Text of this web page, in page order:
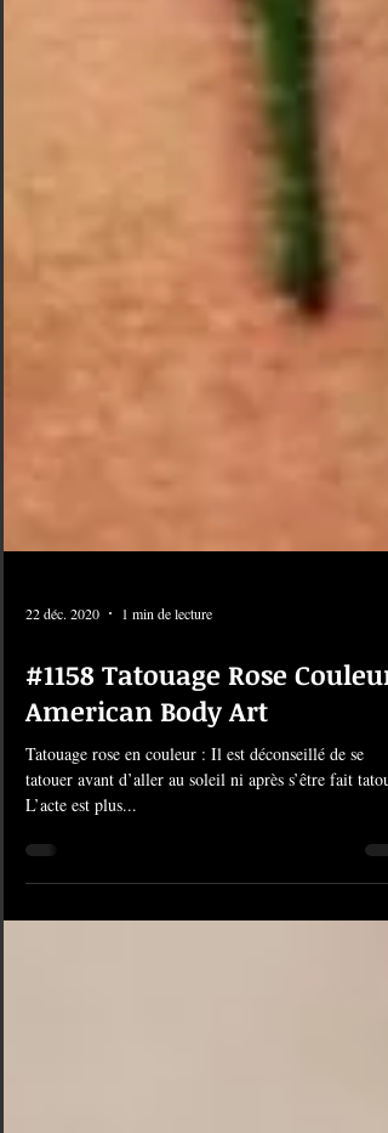
22 déc. 2020 1 min de lecture
#1158 Tatouage Rose Couleur
American Body Art
Tatouage rose en couleur : Il est déconseillé de se